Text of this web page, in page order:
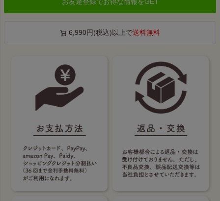
お友達登録でお得な情報をGET
6,990円(税込)以上で送料無料